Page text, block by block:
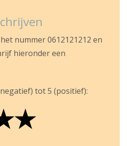
nummer 0612121212 en
hieronder een
tot 5 (positief):
★